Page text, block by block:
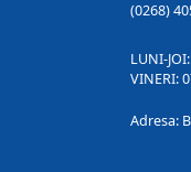
(0268)
LUNI-
VINERI:
Adresa: